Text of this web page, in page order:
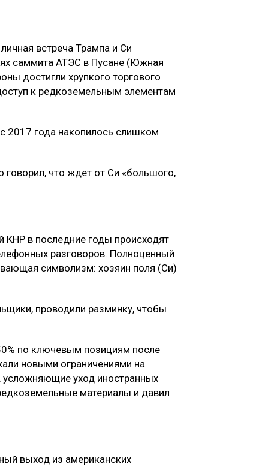
встреча Трампа и Си
саммита АТЭС в Пусане (Южная
достигли хрупкого торгового
к редкоземельным элементам
2017 года накопилось слишком
что ждет от Си «большого,
КНР в последние годы происходят
разговоров. Полноценный
символизм: хозяин поля (Си)
проводили разминку, чтобы
по ключевым позициям после
новыми ограничениями на
усложняющие уход иностранных
материалы и давил
выход из американских